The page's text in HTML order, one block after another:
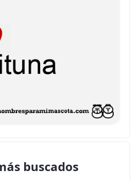
buscados